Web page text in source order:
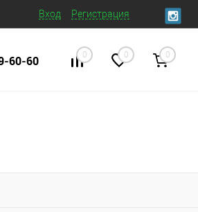
Вход Регистрация
0 0 0